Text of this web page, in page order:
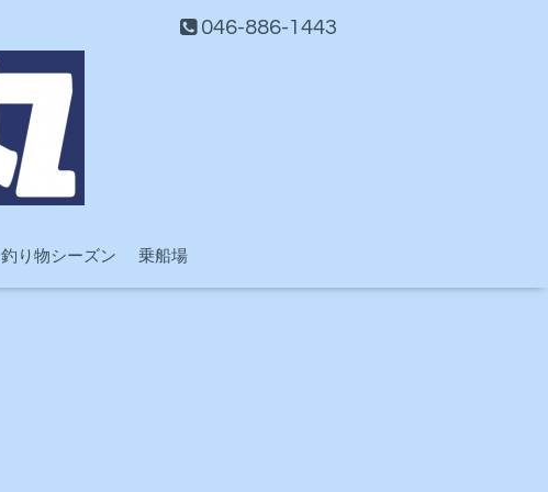
046-886-1443
釣り物シーズン 乗船場